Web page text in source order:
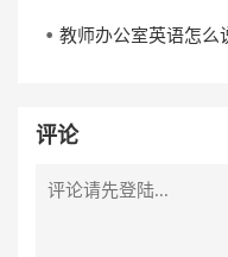
教师办公室英语怎么
评论